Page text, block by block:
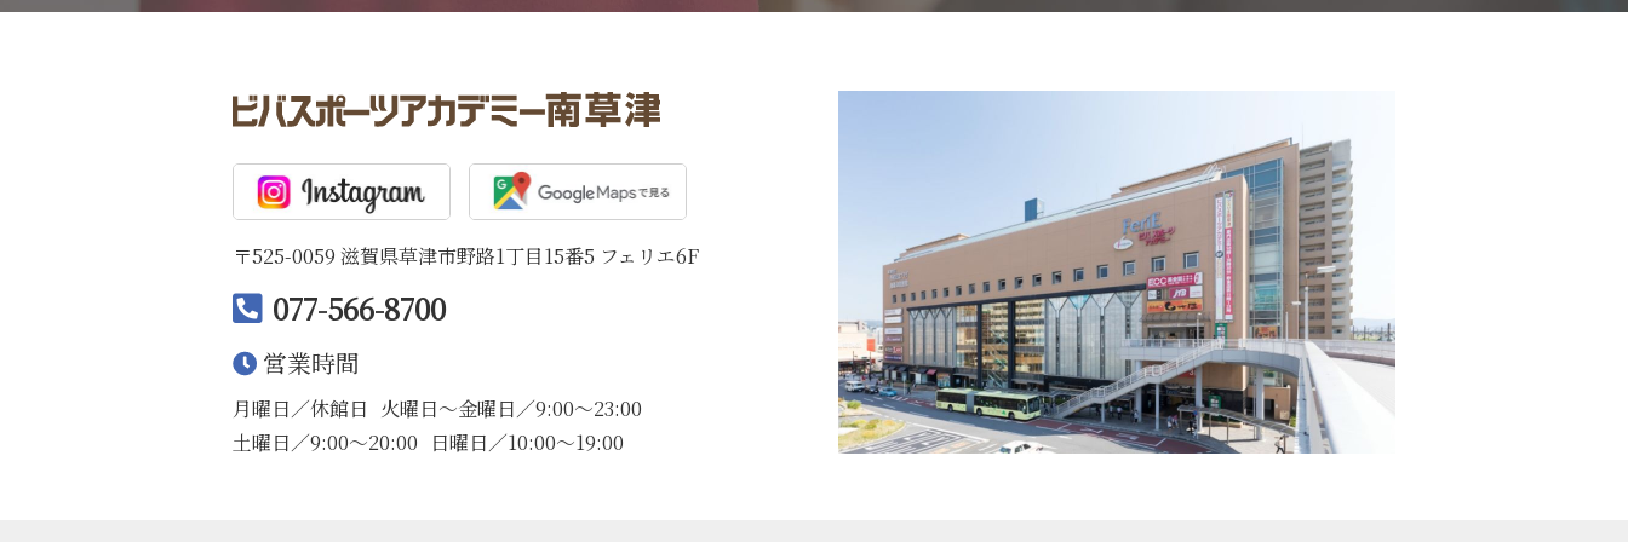
〒525-0059 滋賀県草津市野路1丁目15番5 フェリエ6F
077-566-8700
営業時間
月曜日／休館日 火曜日〜金曜日／9:00〜23:00
土曜日／9:00〜20:00
日曜日／10:00〜19:00